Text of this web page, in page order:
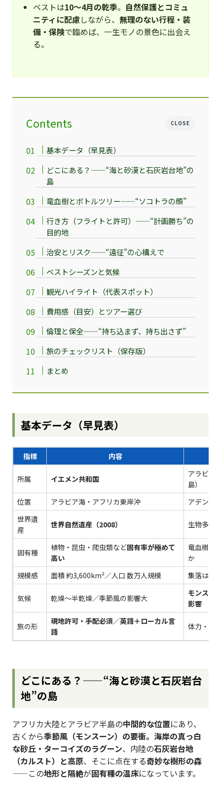
ベストは10〜4月の乾季。 自然保護とコミュ
ニティに配慮しながら、 無理のない行程・装
備・保険で臨めば、一生モノの景色に出会え
る。
CLOSE
Contents
基本データ（早見表）
どこにある？——“海と砂漠と石灰岩台地”の
島
竜血樹とボトルツリー——“ソコトラの顔”
行き方（フライトと許可）——“計画勝ち”の
目的地
治安とリスク——“遠征”の心構えで
ベストシーズンと気候
観光ハイライト（代表スポット）
費用感（目安）とツアー選び
倫理と保全——“持ち込まず、持ち出さず”
旅のチェックリスト（保存版）
まとめ
基本データ（早見表）
指標 内容
所属 イエメン共和国
アラビア
島）
位置
アラビア海・アフリカ東岸沖
アデン湾
世界遺
産
世界自然遺産（2008） 生物多様
固有種
植物・昆虫・爬虫類など固有率が極めて
高い
竜血樹・
か
規模感
面積 約3,600km²／人口 数万人規模 集落は海
気候 乾燥〜半乾燥／季節風の影響大
モンスー
影響
旅の形
現地許可・手配必須／英語＋ローカル言
語
体力・適
どこにある？——“海と砂漠と石灰岩台
地”の島
アフリカ大陸とアラビア半島の中間的な位置にあり、
古くから季節風（モンスーン）の要衝。海岸の真っ白
な砂丘・ターコイズのラグーン、内陸の石灰岩台地
（カルスト）と高原、そこに点在する奇妙な樹形の森
——この地形と隔絶が固有種の温床になっています。